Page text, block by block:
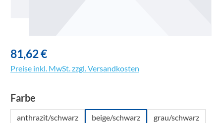
81,62 €
Preise inkl. MwSt. zzgl. Versandkosten
Farbe
anthrazit/schwarz beige/schwarz
grau/schwarz